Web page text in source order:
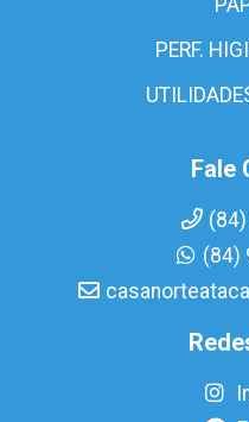
PERF.
Fale
(84)